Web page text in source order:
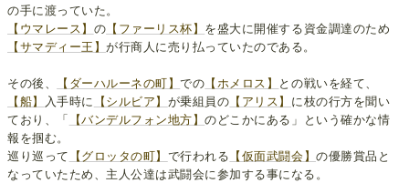
の手に渡っていた。
【ウマレース】 の 【ファーリス杯】 を盛大に開催する資金調達のため
【サマディー王】が行商人に売り払っていたのである。
その後、 【ダーハルーネの町】での 【ホメロス】
との戦いを経て、
【船】
入手時に 【シルビア】 が乗組員の 【アリス】 に枝の行方を聞い
ており、「
【バンデルフォン地方】のどこかにある」という確かな情
報を掴む。
巡り巡って
【グロッタの町】 で行われる 【仮面武闘会】の優勝賞品と
なっていたため、主人公達は武闘会に参加する事になる。